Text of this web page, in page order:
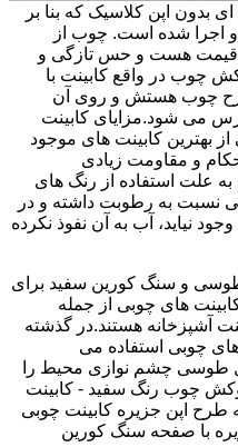
بدون اپن کلاسیک که بنا بر
اجرا شده است. چوب از
قیمت هست و حس تازگی و
چوب در واقع کابینت با
چوب هستش و روی آن
می شود.مزایای کابینت
بهترین کابینت های موجود
و مقاومت زیادی
علت استفاده از رنگ های
نسبت به رطوبت داشته و در
نیاید، آب به آن نفوذ نکرده
و سنگ کورین سفید برای
های چوبی از جمله
آشپزخانه هستند.در گذشته
چوبی استفاده می
طوسی چشم نوازی محیط را
چوب رنگ سفید - کابینت
طرح اپن جزیره کابینت چوبی
با صفحه سنگ کورین